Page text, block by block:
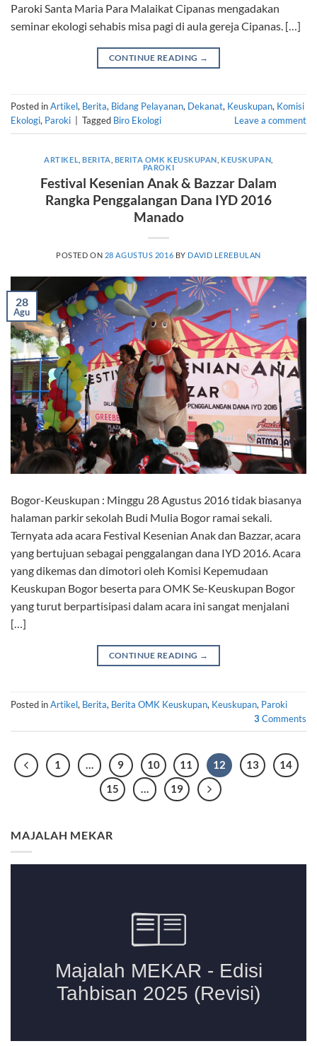
Paroki Santa Maria Para Malaikat Cipanas mengadakan
seminar ekologi sehabis misa pagi di aula gereja Cipanas. […]
CONTINUE READING →
Posted inArtikel, Berita, Bidang Pelayanan, Dekanat, Keuskupan, Komisi
Ekologi, Paroki Tagged Biro Ekologi Leave a comment
ARTIKEL ,BERITA BERITA OMK KEUSKUPAN ,KEUSKUPAN
PAROKI
Festival Kesenian Anak & Bazzar Dalam
Rangka Penggalangan Dana IYD 2016
Manado
POSTED ON 28 AGUSTUS 2016 BY DAVID LEREBULAN
28
Agu
Bogor-Keuskupan : Minggu 28 Agustus 2016 tidak biasanya
halaman parkir sekolah Budi Mulia Bogor ramai sekali.
Ternyata ada acara Festival Kesenian Anak dan Bazzar, acara
yang bertujuan sebagai penggalangan dana IYD 2016. Acara
yang dikemas dan dimotori oleh Komisi Kepemudaan
Keuskupan Bogor beserta para OMK Se-Keuskupan Bogor
yang turut berpartisipasi dalam acara ini sangat menjalani
[…]
CONTINUE READING →
Posted inArtikel, Berita, Berita OMK Keuskupan, Keuskupan, Paroki
3 Comments
1 … 9 10 11 12 13
14
15
… 19
MAJALAH MEKAR